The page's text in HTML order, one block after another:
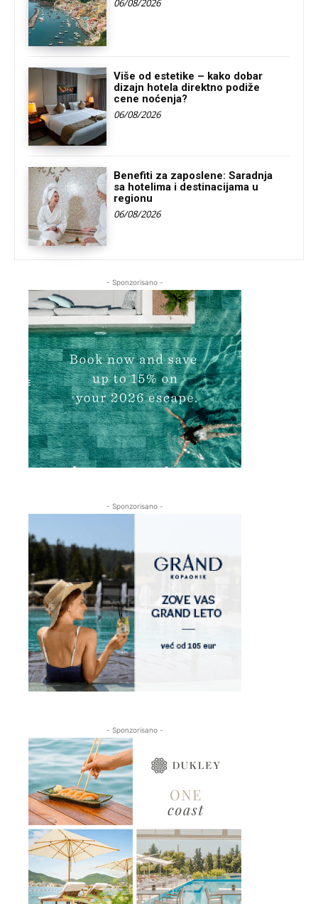
06/08/2026
Više od estetike – kako dobar
dizajn hotela direktno podiže
cene noćenja?
06/08/2026
Benefiti za zaposlene: Saradnja
sa hotelima i destinacijama u
regionu
06/08/2026
- Sponzorisano -
- Sponzorisano -
- Sponzorisano -